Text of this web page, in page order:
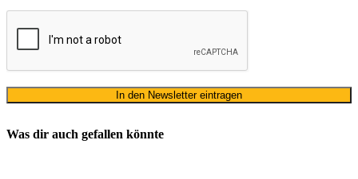
Was dir auch gefallen könnte